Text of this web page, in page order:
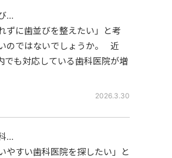
…
ずに歯並びを整えたい」と考
のではないでしょうか。 近
でも対応している歯科医院が増
2026.3.30
…
やすい歯科医院を探したい」と